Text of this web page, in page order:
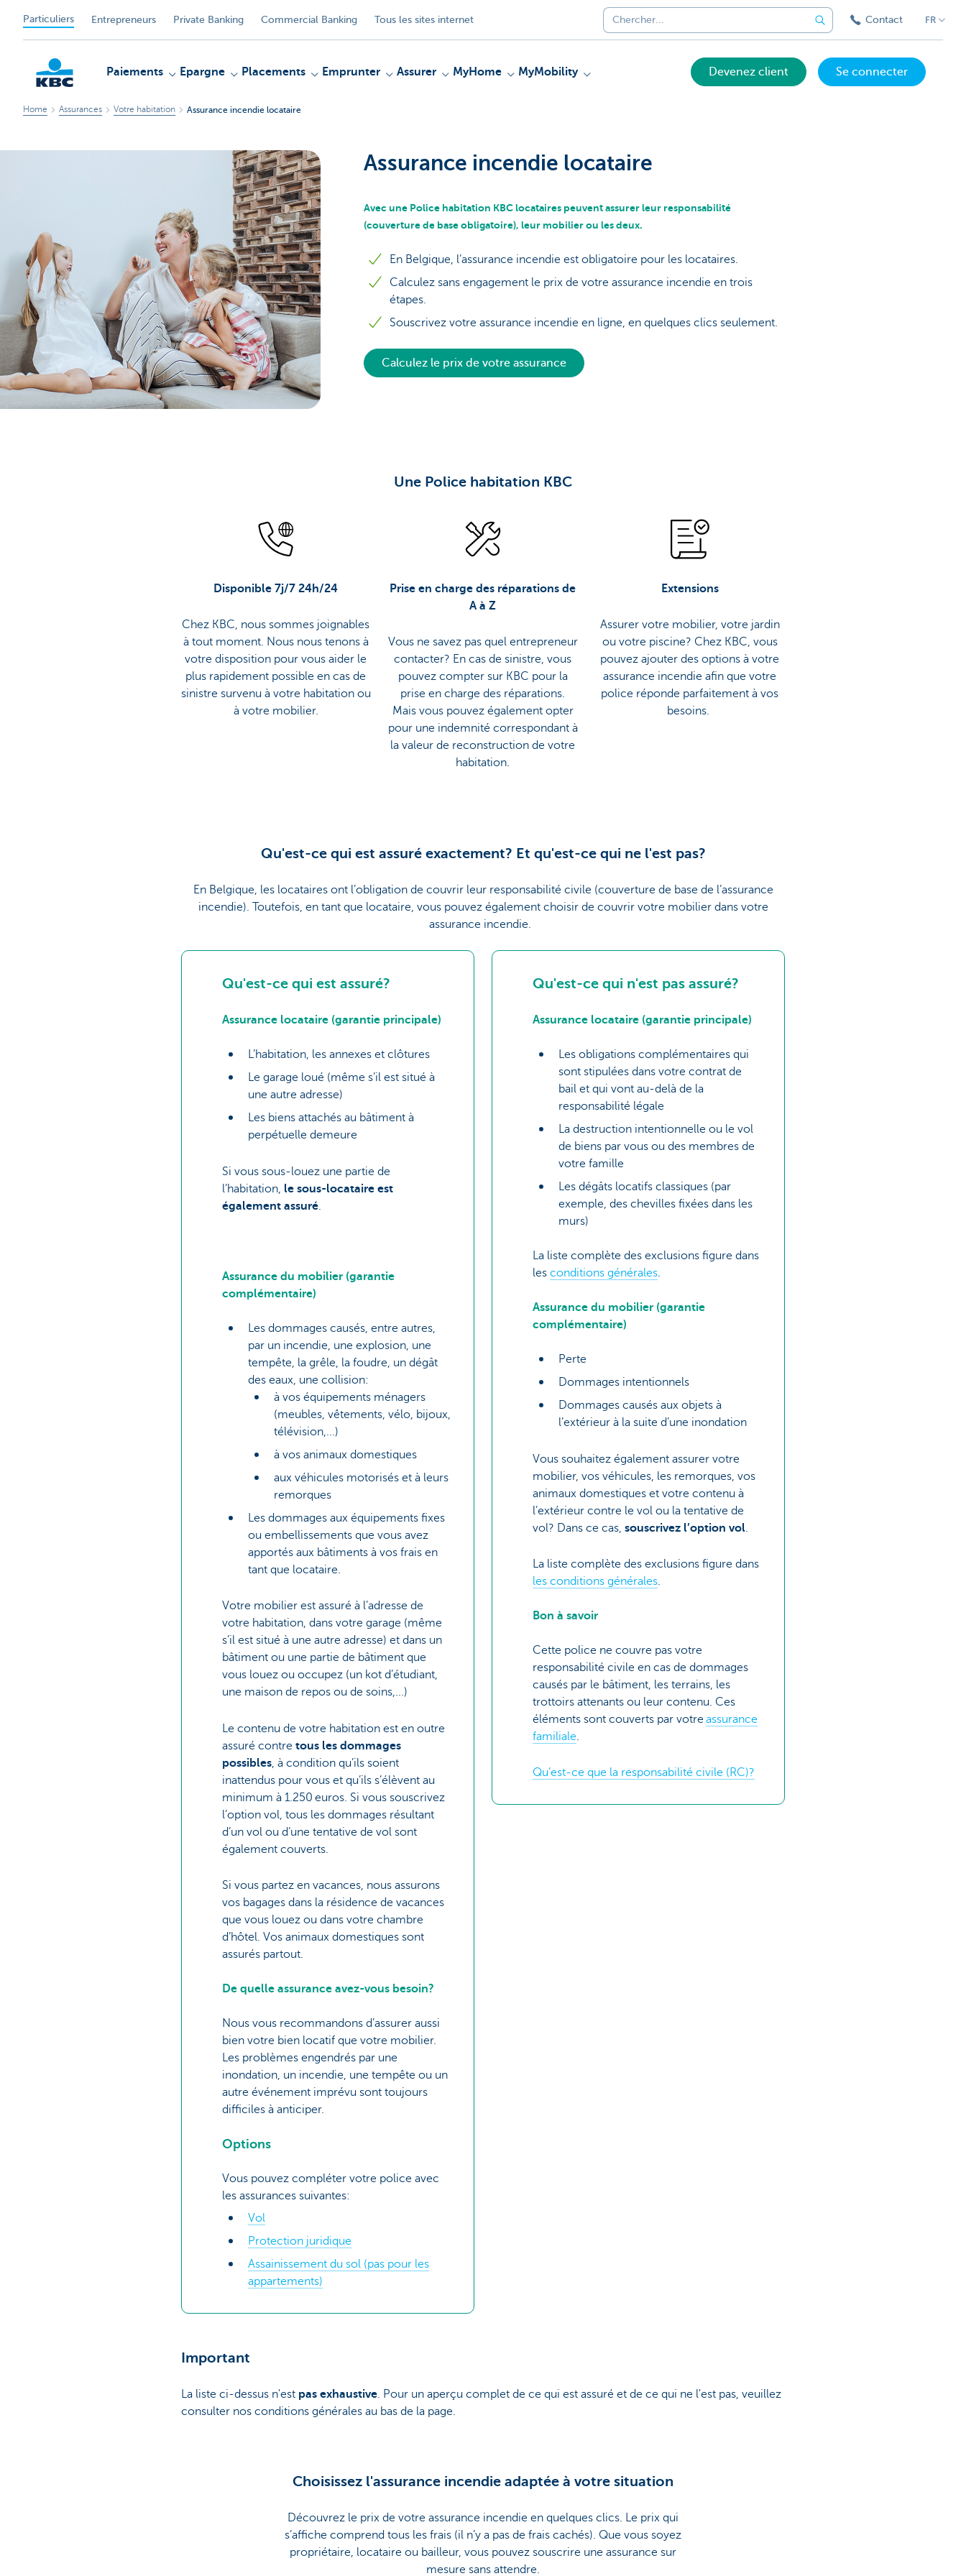
Particuliers Entrepreneurs Private Banking Commercial Banking Tous les sites internet Contact FR
Particulieren
Paiements Epargne Placements Emprunter Assurer MyHome MyMobility Devenez client Se connecter
Home Assurances Votre habitation Assurance incendie locataire
Assurance incendie locataire
Avec une Police habitation KBC locataires peuvent assurer leur responsabilité
(couverture de base obligatoire), leur mobilier ou les deux.
En Belgique, l’assurance incendie est obligatoire pour les locataires.
Calculez sans engagement le prix de votre assurance incendie en trois
étapes.
Souscrivez votre assurance incendie en ligne, en quelques clics seulement.
Calculez le prix de votre assurance
Une Police habitation KBC
Disponible 7j/7 24h/24
Chez KBC, nous sommes joignables
à tout moment. Nous nous tenons à
votre disposition pour vous aider le
plus rapidement possible en cas de
sinistre survenu à votre habitation ou
à votre mobilier.
Prise en charge des réparations de
A à Z
Vous ne savez pas quel entrepreneur
contacter? En cas de sinistre, vous
pouvez compter sur KBC pour la
prise en charge des réparations.
Mais vous pouvez également opter
pour une indemnité correspondant à
la valeur de reconstruction de votre
habitation.
Extensions
Assurer votre mobilier, votre jardin
ou votre piscine? Chez KBC, vous
pouvez ajouter des options à votre
assurance incendie afin que votre
police réponde parfaitement à vos
besoins.
Qu'est-ce qui est assuré exactement? Et qu'est-ce qui ne l'est pas?
En Belgique, les locataires ont l’obligation de couvrir leur responsabilité civile (couverture de base de l’assurance
incendie). Toutefois, en tant que locataire, vous pouvez également choisir de couvrir votre mobilier dans votre
assurance incendie.
Qu'est-ce qui est assuré?
Assurance locataire (garantie principale)
L’habitation, les annexes et clôtures
Le garage loué (même s’il est situé à
une autre adresse)
Les biens attachés au bâtiment à
perpétuelle demeure
Si vous sous-louez une partie de
l’habitation, le sous-locataire est
également assuré
Assurance du mobilier (garantie
complémentaire)
Les dommages causés, entre autres,
par un incendie, une explosion, une
tempête, la grêle, la foudre, un dégât
des eaux, une collision:
à vos équipements ménagers
(meubles, vêtements, vélo, bijoux,
télévision,...)
à vos animaux domestiques
aux véhicules motorisés et à leurs
remorques
Les dommages aux équipements fixes
ou embellissements que vous avez
apportés aux bâtiments à vos frais en
tant que locataire.
Votre mobilier est assuré à l’adresse de
votre habitation, dans votre garage (même
s’il est situé à une autre adresse) et dans un
bâtiment ou une partie de bâtiment que
vous louez ou occupez (un kot d’étudiant,
une maison de repos ou de soins,...)
Le contenu de votre habitation est en outre
assuré contre tous les dommages
possibles, à condition qu’ils soient
inattendus pour vous et qu’ils s’élèvent au
minimum à 1.250 euros. Si vous souscrivez
l’option vol, tous les dommages résultant
d’un vol ou d’une tentative de vol sont
également couverts.
Si vous partez en vacances, nous assurons
vos bagages dans la résidence de vacances
que vous louez ou dans votre chambre
d’hôtel. Vos animaux domestiques sont
assurés partout.
De quelle assurance avez-vous besoin?
Nous vous recommandons d’assurer aussi
bien votre bien locatif que votre mobilier.
Les problèmes engendrés par une
inondation, un incendie, une tempête ou un
autre événement imprévu sont toujours
difficiles à anticiper.
Options
Vous pouvez compléter votre police avec
les assurances suivantes:
Vol
Protection juridique
Assainissement du sol (pas pour les
appartements)
Qu'est-ce qui n'est pas assuré?
Assurance locataire (garantie principale)
Les obligations complémentaires qui
sont stipulées dans votre contrat de
bail et qui vont au-delà de la
responsabilité légale
La destruction intentionnelle ou le vol
de biens par vous ou des membres de
votre famille
Les dégâts locatifs classiques (par
exemple, des chevilles fixées dans les
murs)
La liste complète des exclusions figure dans
les conditions générales.
Assurance du mobilier (garantie
complémentaire)
Perte
Dommages intentionnels
Dommages causés aux objets à
l’extérieur à la suite d’une inondation
Vous souhaitez également assurer votre
mobilier, vos véhicules, les remorques, vos
animaux domestiques et votre contenu à
l’extérieur contre le vol ou la tentative de
vol? Dans ce cas, souscrivez l’option vol
La liste complète des exclusions figure dans
les conditions générales.
Bon à savoir
Cette police ne couvre pas votre
responsabilité civile en cas de dommages
causés par le bâtiment, les terrains, les
trottoirs attenants ou leur contenu. Ces
éléments sont couverts par votre assurance
familiale.
Qu’est-ce que la responsabilité civile (RC)?
Important
La liste ci-dessus n'est pas exhaustive . Pour un aperçu complet de ce qui est assuré et de ce qui ne l'est pas, veuillez
consulter nos conditions générales au bas de la page.
Choisissez l'assurance incendie adaptée à votre situation
Découvrez le prix de votre assurance incendie en quelques clics. Le prix qui
s’affiche comprend tous les frais (il n’y a pas de frais cachés). Que vous soyez
propriétaire, locataire ou bailleur, vous pouvez souscrire une assurance sur
mesure sans attendre.